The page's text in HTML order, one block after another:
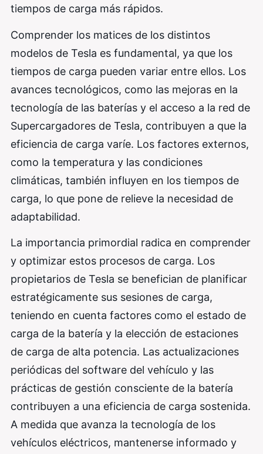
tiempos de carga más rápidos.
Comprender los matices de los distintos
modelos de Tesla es fundamental, ya que los
tiempos de carga pueden variar entre ellos. Los
avances tecnológicos, como las mejoras en la
tecnología de las baterías y el acceso a la red de
Supercargadores de Tesla, contribuyen a que la
eficiencia de carga varíe. Los factores externos,
como la temperatura y las condiciones
climáticas, también influyen en los tiempos de
carga, lo que pone de relieve la necesidad de
adaptabilidad.
La importancia primordial radica en comprender
y optimizar estos procesos de carga. Los
propietarios de Tesla se benefician de planificar
estratégicamente sus sesiones de carga,
teniendo en cuenta factores como el estado de
carga de la batería y la elección de estaciones
de carga de alta potencia. Las actualizaciones
periódicas del software del vehículo y las
prácticas de gestión consciente de la batería
contribuyen a una eficiencia de carga sostenida.
A medida que avanza la tecnología de los
vehículos eléctricos, mantenerse informado y